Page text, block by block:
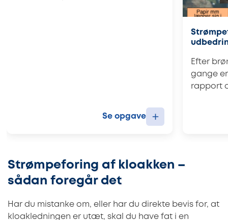
Se opgave +
Efter
gange
rapport
Strømpeforing af kloakken –
sådan foregår det
Har du mistanke om, eller har du direkte bevis for, at
kloakledningen er utæt, skal du have fat i en